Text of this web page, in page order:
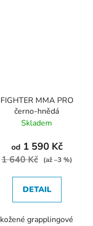
FIGHTER MMA PRO
černo-hnědá
Skladem
od 1 590 Kč
1 640 Kč (až –3 %)
DETAIL
kožené grapplingové